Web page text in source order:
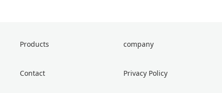
Products company
Contact Privacy Policy